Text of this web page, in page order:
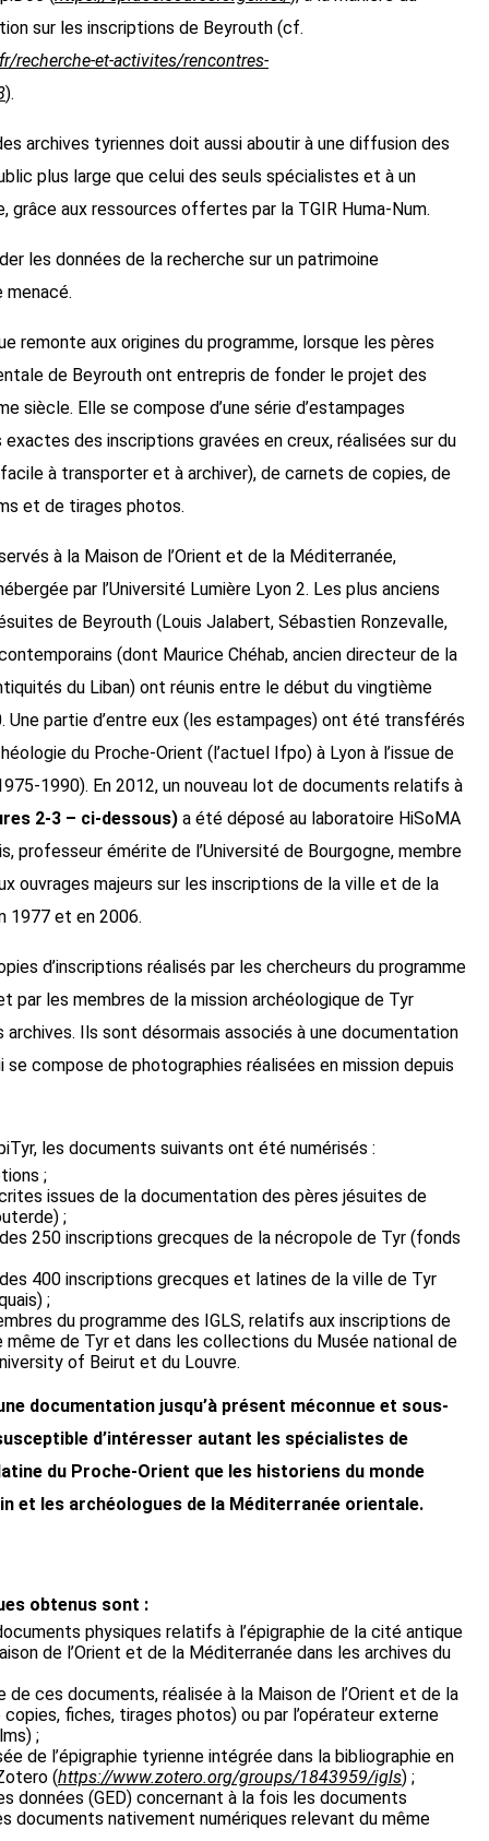
sur les inscriptions de Beyrouth (cf.
recherche-et-activites/rencontres-
).
archives tyriennes doit aussi aboutir à une diffusion des
plus large que celui des seuls spécialistes et à un
grâce aux ressources offertes par la TGIR Huma-Num.
les données de la recherche sur un patrimoine
menacé.
remonte aux origines du programme, lorsque les pères
de Beyrouth ont entrepris de fonder le projet des
siècle. Elle se compose d’une série d’estampages
exactes des inscriptions gravées en creux, réalisées sur du
à transporter et à archiver), de carnets de copies, de
et de tirages photos.
à la Maison de l’Orient et de la Méditerranée,
par l’Université Lumière Lyon 2. Les plus anciens
de Beyrouth (Louis Jalabert, Sébastien Ronzevalle,
(dont Maurice Chéhab, ancien directeur de la
du Liban) ont réunis entre le début du vingtième
Une partie d’entre eux (les estampages) ont été transférés
du Proche-Orient (l’actuel Ifpo) à Lyon à l’issue de
1990). En 2012, un nouveau lot de documents relatifs à
2-3 – ci-dessous) a été déposé au laboratoire HiSoMA
professeur émérite de l’Université de Bourgogne, membre
ouvrages majeurs sur les inscriptions de la ville et de la
1977 et en 2006.
d’inscriptions réalisés par les chercheurs du programme
par les membres de la mission archéologique de Tyr
archives. Ils sont désormais associés à une documentation
se compose de photographies réalisées en mission depuis
les documents suivants ont été numérisés :
;
issues de la documentation des pères jésuites de
;
250 inscriptions grecques de la nécropole de Tyr (fonds
400 inscriptions grecques et latines de la ville de Tyr
;
du programme des IGLS, relatifs aux inscriptions de
de Tyr et dans les collections du Musée national de
of Beirut et du Louvre.
documentation jusqu’à présent méconnue et sous-
d’intéresser autant les spécialistes de
du Proche-Orient que les historiens du monde
et les archéologues de la Méditerranée orientale.
obtenus sont :
physiques relatifs à l’épigraphie de la cité antique
de l’Orient et de la Méditerranée dans les archives du
de ces documents, réalisée à la Maison de l’Orient et de la
fiches, tirages photos) ou par l’opérateur externe
;
de l’épigraphie tyrienne intégrée dans la bibliographie en
(https://www.zotero.org/groups/1843959/igls) ;
données (GED) concernant à la fois les documents
documents nativement numériques relevant du même